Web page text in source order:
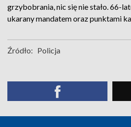
grzybobrania, nic się nie stało. 66-
ukarany mandatem oraz punktami
Źródło: Policja